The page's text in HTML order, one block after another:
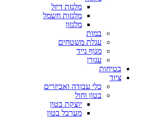
מלגזת דיזל
מלגזות חשמל
מלגזון
במות
עגלת משטחים
מנוף נייד
עגורן
בטיחות
ציוד
כלי עבודה ואביזרים
בטון וחול
יוצקת בטון
מערבל בטון